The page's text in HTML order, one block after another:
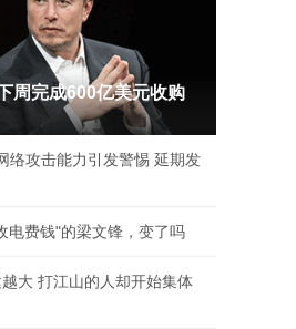
周完成600亿美元收购
络攻击能力引发警惕 延期发
电费钱"的梁文锋，变了吗
大 打江山的人却开始集体